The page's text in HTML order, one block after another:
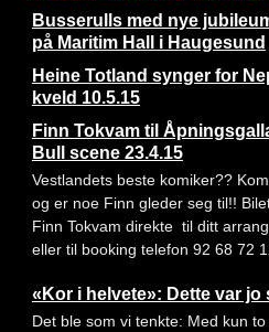
Busserulls med nye
på Maritim Hall i Haugesund
Heine Totland synger for
kveld 10.5.15
Finn Tokvam til
Bull scene 23.4.15
Vestlandets beste komiker??
og er noe Finn gleder seg til!!
Finn Tokvam direkte til ditt
eller til booking telefon 92 68 72
«Kor i helvete»: Dette var
Det ble som vi tenkte: Med kun